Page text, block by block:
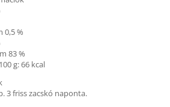
0,5 %
83 %
g: 66 kcal
3 friss zacskó naponta.